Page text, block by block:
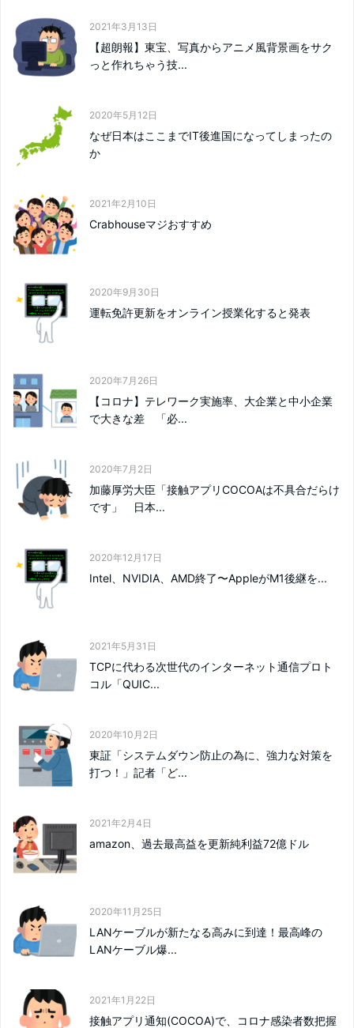
2021年3月13日
【超朗報】東宝、写真からアニメ風背景画をサク
っと作れちゃう技...
2020年5月12日
なぜ日本はここまでIT後進国になってしまったの
か
2021年2月10日
Crabhouseマジおすすめ
2020年9月30日
運転免許更新をオンライン授業化すると発表
2020年7月26日
【コロナ】テレワーク実施率、大企業と中小企業
で大きな差 「必...
2020年7月2日
加藤厚労大臣「接触アプリCOCOAは不具合だらけ
です」 日本...
2020年12月17日
Intel、NVIDIA、AMD終了〜AppleがM1後継を...
2021年5月31日
TCPに代わる次世代のインターネット通信プロト
コル「QUIC...
2020年10月2日
東証「システムダウン防止の為に、強力な対策を
打つ！」記者「ど...
2021年2月4日
amazon、過去最高益を更新純利益72億ドル
2020年11月25日
LANケーブルが新たなる高みに到達！最高峰の
LANケーブル爆...
2021年1月22日
接触アプリ通知(COCOA)で、コロナ感染者数把握